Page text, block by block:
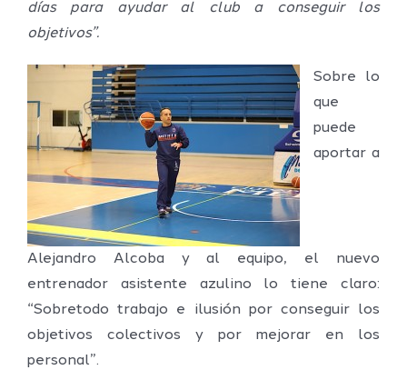
días para ayudar al club a conseguir los
objetivos”.
Sobre lo
que
puede
aportar a
Alejandro Alcoba y al equipo, el nuevo
entrenador asistente azulino lo tiene claro:
“Sobretodo trabajo e ilusión por conseguir los
objetivos colectivos y por mejorar en los
personal”.